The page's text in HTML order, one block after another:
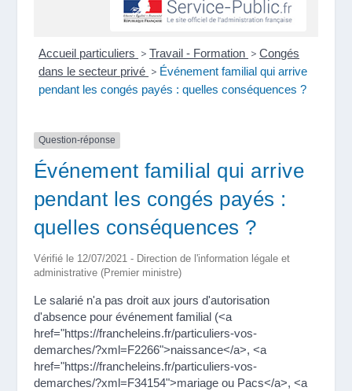
Accueil particuliers > Travail - Formation > Congés
dans le secteur privé > Événement familial qui arrive
pendant les congés payés : quelles conséquences ?
Question-réponse
Événement familial qui arrive
pendant les congés payés :
quelles conséquences ?
Vérifié le 12/07/2021 - Direction de l'information légale et
administrative (Premier ministre)
Le salarié n'a pas droit aux jours d'autorisation
d'absence pour événement familial (<a
href="https://francheleins.fr/particuliers-vos-
demarches/?xml=F2266">naissance</a>, <a
href="https://francheleins.fr/particuliers-vos-
demarches/?xml=F34154">mariage ou Pacs</a>, <a